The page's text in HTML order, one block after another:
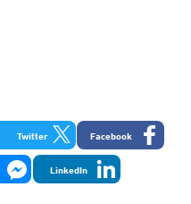
Facebook
Twitter
LinkedIn